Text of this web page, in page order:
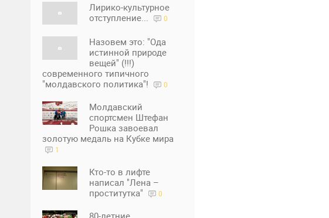
Лирико-культурное
отступление...
0
Назовем это: "Ода
истинной природе
вещей" (!!!)
современного типичного
"молдавского политика"!
0
Молдавский
спортсмен Штефан
Рошка завоевал
золотую медаль на Кубке мира
1
Кто-то в лифте
написал "Лена –
проститутка"
0